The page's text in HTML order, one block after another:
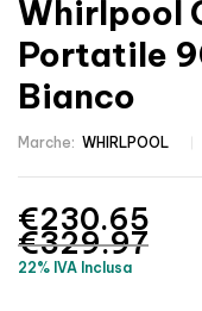
Whirlpool
Portatile
Bianco
Marche: WHIRLPOOL
€329.97
€230.65
22% IVA Inclusa